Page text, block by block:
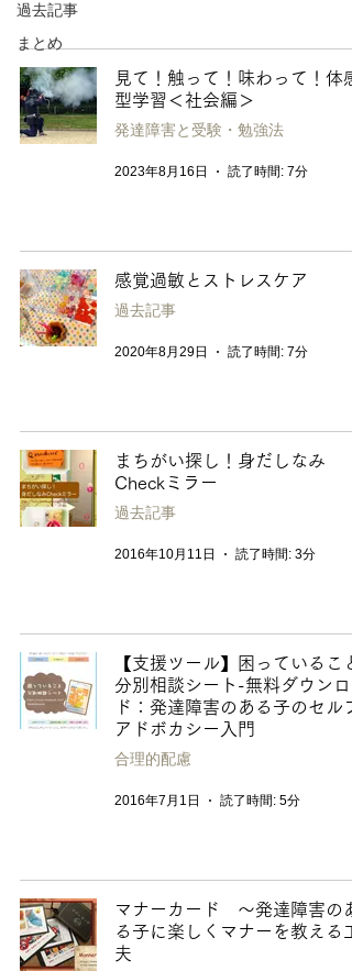
過去記事
まとめ
見て！触って！味わって！体感
型学習＜社会編＞
発達障害と受験・勉強法
2023年8月16日 読了時間: 7分
感覚過敏とストレスケア
過去記事
2020年8月29日 読了時間: 7分
まちがい探し！身だしなみ
Checkミラー
過去記事
2016年10月11日 読了時間: 3分
【支援ツール】困っていること
分別相談シート-無料ダウンロ
ド：発達障害のある子のセルフ
アドボカシー入門
合理的配慮
2016年7月1日 読了時間: 5分
マナーカード 〜発達障害のあ
る子に楽しくマナーを教える工
夫